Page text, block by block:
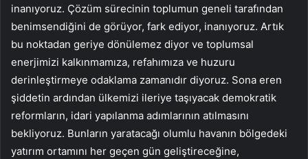
inanıyoruz. Çözüm sürecinin toplumun geneli tarafından
benimsendiğini de görüyor, fark ediyor, inanıyoruz. Artık
bu noktadan geriye dönülemez diyor ve toplumsal
enerjimizi kalkınmamıza, refahımıza ve huzuru
derinleştirmeye odaklama zamanıdır diyoruz. Sona eren
şiddetin ardından ülkemizi ileriye taşıyacak demokratik
reformların, idari yapılanma adımlarının atılmasını
bekliyoruz. Bunların yaratacağı olumlu havanın bölgedeki
yatırım ortamını her geçen gün geliştireceğine,